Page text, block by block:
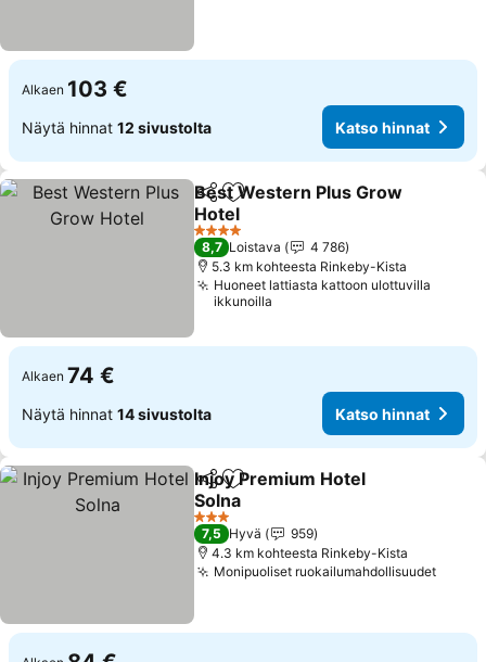
Alkaen 103 €
Näytä hinnat 12 sivustolta Katso hinnat
Jaa Lisää suosikkeihin
Best Western Plus Grow
Hotel
4 Tähtiluokitus
8,7 Loistava
4 786
5.3 km kohteesta Rinkeby-Kista
Huoneet lattiasta kattoon ulottuvilla
ikkunoilla
Alkaen 74 €
Näytä hinnat 14 sivustolta Katso hinnat
Jaa Lisää suosikkeihin
Injoy Premium Hotel
Solna
3 Tähtiluokitus
7,5 Hyvä
959
4.3 km kohteesta Rinkeby-Kista
Monipuoliset ruokailumahdollisuudet